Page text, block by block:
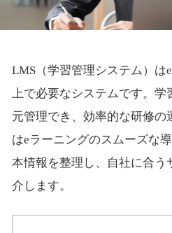
LMS（学習管理システム）は
上で必要なシステムです。学
元管理でき、効率的な研修の
はeラーニングのスムーズな
本情報を整理し、自社に合う
介します。